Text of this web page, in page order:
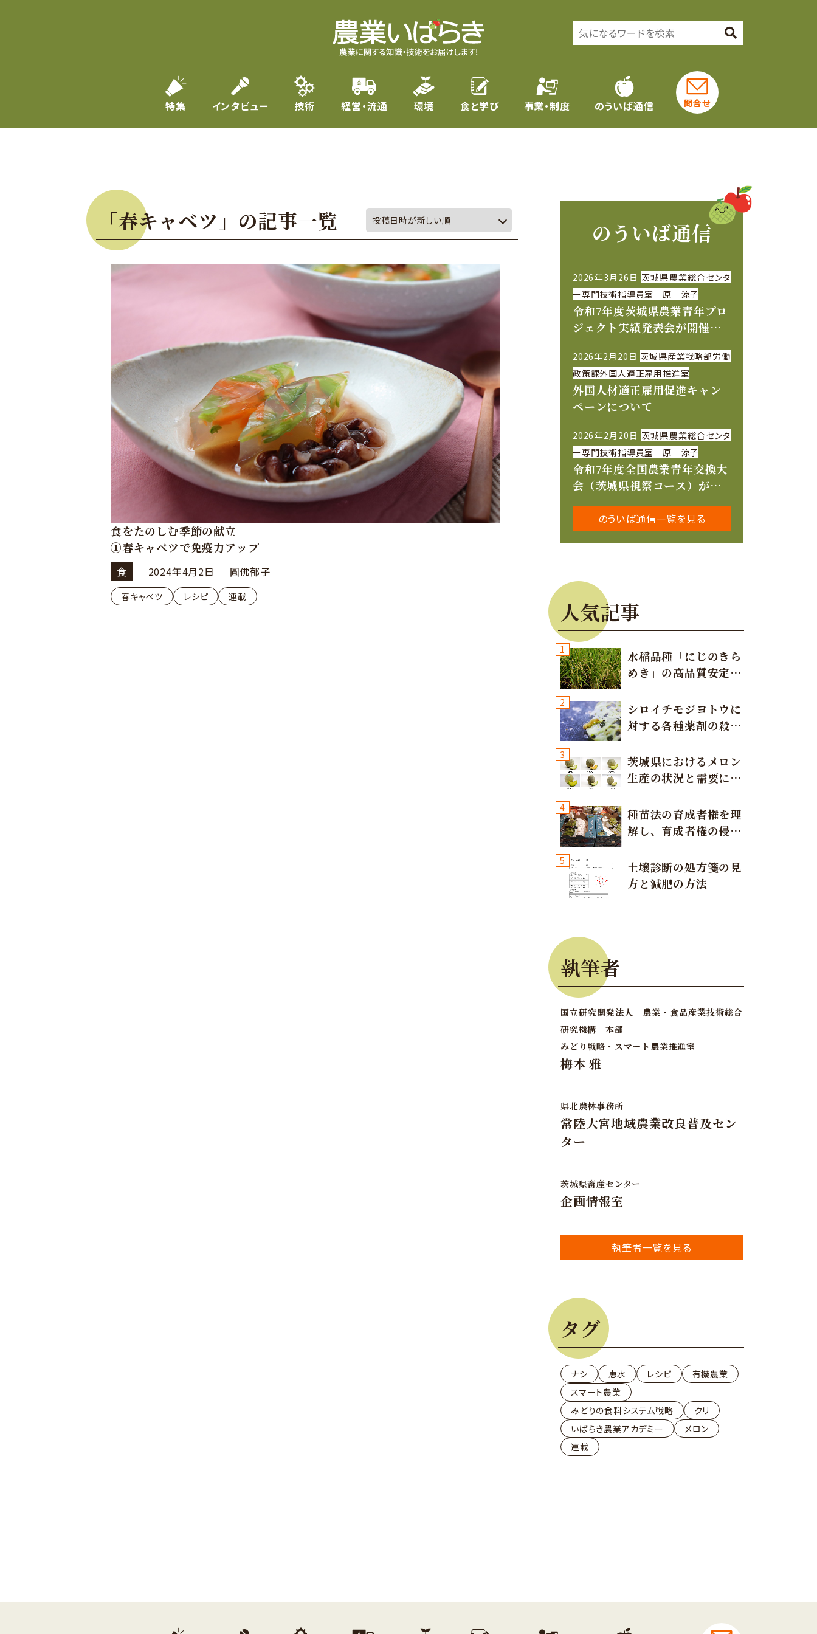
特集 インタビュー 技術 経営・流通 環境 食と学び 事業・制度 のういば通信 問合せ
「春キャベツ」の記事一覧
食をたのしむ季節の献立
①春キャベツで免疫力アップ
食 2024年4月2日 圓佛郁子
春キャベツ レシピ 連載
のういば通信
2026年3月26日 茨城県農業総合センタ
ー専門技術指導員室 原 涼子
令和7年度茨城県農業青年プロ
ジェクト実績発表会が開催さ
2026年2月20日 茨城県産業戦略部労働
政策課外国人適正雇用推進室
外国人材適正雇用促進キャン
ペーンについて
2026年2月20日 茨城県農業総合センタ
ー専門技術指導員室 原 涼子
令和7年度全国農業青年交換大
会（茨城県視察コース）が開
のういば通信一覧を見る
人気記事
1
水稲品種「にじのきら
めき」の高品質安定多
2
シロイチモジヨトウに
対する各種薬剤の殺虫
3
茨城県におけるメロン
生産の状況と需要に応
4
種苗法の育成者権を理
解し、育成者権の侵害
意しましょう！
5
土壌診断の処方箋の見
方と減肥の方法
執筆者
国立研究開発法人 農業・食品産業技術総合
研究機構 本部
みどり戦略・スマート農業推進室
梅本 雅
県北農林事務所
常陸大宮地域農業改良普及セン
ター
茨城県畜産センター
企画情報室
執筆者一覧を見る
タグ
ナシ 恵水 レシピ
有機農業
スマート農業
みどりの食料システム戦略
クリ
いばらき農業アカデミー
メロン
連載